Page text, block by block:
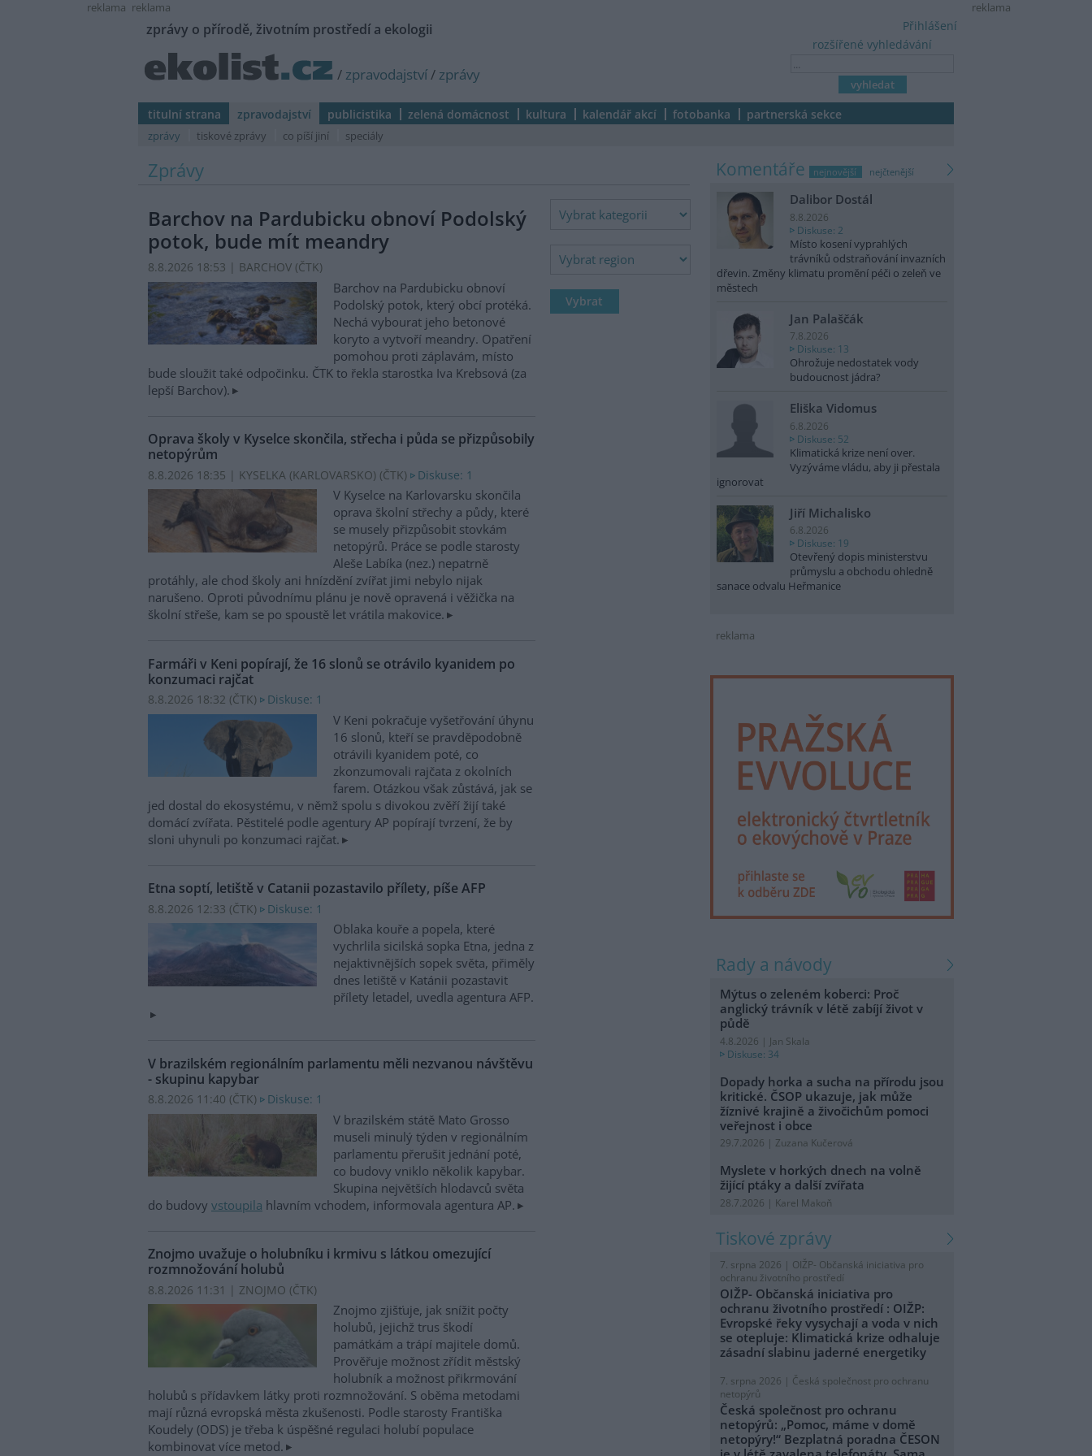
reklama
reklama reklama
zprávy o přírodě, životním prostředí a ekologii
/ zpravodajství/ zprávy
rozšířené vyhledávání
Přihlášení
titulní strana zpravodajství publicistika zelená domácnost kultura kalendář akcí fotobanka partnerská sekce
zprávy tiskové zprávy co píší jiní speciály
Zprávy
Barchov na Pardubicku obnoví Podolský
potok, bude mít meandry
8.8.2026 18:53 | BARCHOV (ČTK)
Barchov na Pardubicku obnoví
Podolský potok, který obcí protéká.
Nechá vybourat jeho betonové
koryto a vytvoří meandry. Opatření
pomohou proti záplavám, místo
bude sloužit také odpočinku. ČTK to řekla starostka Iva Krebsová (za
lepší Barchov).
Oprava školy v Kyselce skončila, střecha i půda se přizpůsobily
netopýrům
8.8.2026 18:35 | KYSELKA (KARLOVARSKO) (ČTK) Diskuse: 1
V Kyselce na Karlovarsku skončila
oprava školní střechy a půdy, které
se musely přizpůsobit stovkám
netopýrů. Práce se podle starosty
Aleše Labíka (nez.) nepatrně
protáhly, ale chod školy ani hnízdění zvířat jimi nebylo nijak
narušeno. Oproti původnímu plánu je nově opravená i věžička na
školní střeše, kam se po spoustě let vrátila makovice.
Farmáři v Keni popírají, že 16 slonů se otrávilo kyanidem po
konzumaci rajčat
8.8.2026 18:32 (ČTK) Diskuse: 1
V Keni pokračuje vyšetřování úhynu
16 slonů, kteří se pravděpodobně
otrávili kyanidem poté, co
zkonzumovali rajčata z okolních
farem. Otázkou však zůstává, jak se
jed dostal do ekosystému, v němž spolu s divokou zvěří žijí také
domácí zvířata. Pěstitelé podle agentury AP popírají tvrzení, že by
sloni uhynuli po konzumaci rajčat.
Etna soptí, letiště v Catanii pozastavilo přílety, píše AFP
8.8.2026 12:33 (ČTK) Diskuse: 1
Oblaka kouře a popela, které
vychrlila sicilská sopka Etna, jedna z
nejaktivnějších sopek světa, přiměly
dnes letiště v Katánii pozastavit
přílety letadel, uvedla agentura AFP.
V brazilském regionálním parlamentu měli nezvanou návštěvu
- skupinu kapybar
8.8.2026 11:40 (ČTK) Diskuse: 1
V brazilském státě Mato Grosso
museli minulý týden v regionálním
parlamentu přerušit jednání poté,
co budovy vniklo několik kapybar.
Skupina největších hlodavců světa
do budovy vstoupila hlavním vchodem, informovala agentura AP.
Znojmo uvažuje o holubníku i krmivu s látkou omezující
rozmnožování holubů
8.8.2026 11:31 | ZNOJMO (ČTK)
Znojmo zjišťuje, jak snížit počty
holubů, jejichž trus škodí
památkám a trápí majitele domů.
Prověřuje možnost zřídit městský
holubník a možnost přikrmování
holubů s přídavkem látky proti rozmnožování. S oběma metodami
mají různá evropská města zkušenosti. Podle starosty Františka
Koudely (ODS) je třeba k úspěšné regulaci holubí populace
kombinovat více metod.
komentáře nejnovější nejčtenější
Dalibor Dostál
8.8.2026
Diskuse: 2
Místo kosení vyprahlých
trávníků odstraňování invazních
dřevin. Změny klimatu promění péči o zeleň ve
městech
Jan Palaščák
7.8.2026
Diskuse: 13
Ohrožuje nedostatek vody
budoucnost jádra?
Eliška Vidomus
6.8.2026
Diskuse: 52
Klimatická krize není over.
Vyzýváme vládu, aby ji přestala
ignorovat
Jiří Michalisko
6.8.2026
Diskuse: 19
Otevřený dopis ministerstvu
průmyslu a obchodu ohledně
sanace odvalu Heřmanice
reklama
rady a návody
Mýtus o zeleném koberci: Proč
anglický trávník v létě zabíjí život v
půdě
4.8.2026 | Jan Skala
Diskuse: 34
Dopady horka a sucha na přírodu jsou
kritické. ČSOP ukazuje, jak může
žíznivé krajině a živočichům pomoci
veřejnost i obce
29.7.2026 | Zuzana Kučerová
Myslete v horkých dnech na volně
žijící ptáky a další zvířata
28.7.2026 | Karel Makoň
tiskové zprávy
7. srpna 2026 | OIŽP- Občanská iniciativa pro
ochranu životního prostředí
OIŽP- Občanská iniciativa pro
ochranu životního prostředí : OIŽP:
Evropské řeky vysychají a voda v nich
se otepluje: Klimatická krize odhaluje
zásadní slabinu jaderné energetiky
7. srpna 2026 | Česká společnost pro ochranu
netopýrů
Česká společnost pro ochranu
netopýrů: „Pomoc, máme v domě
netopýry!“ Bezplatná poradna ČESON